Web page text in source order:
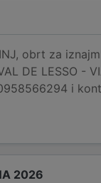
obrt za
DE LESSO -
i
2026